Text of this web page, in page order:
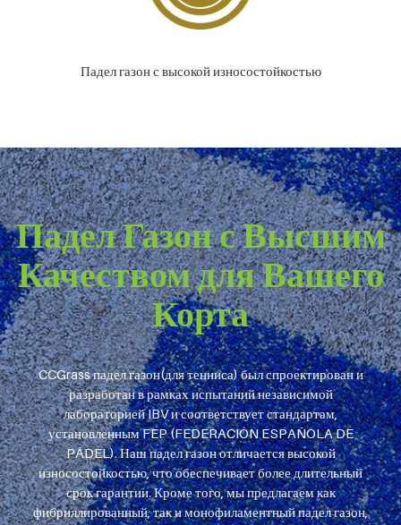
Падел газон с высокой износостойкостью
Падел Газон с Высшим
Качеством для Вашего
Корта
CCGrass падел газон(для тенниса) был спроектирован и
разработан в рамках испытаний независимой
лабораторией IBV и соответствует стандартам,
установленным FEP (FEDERACIÓN ESPAÑOLA DE
PÁDEL). Наш падел газон отличается высокой
износостойкостью, что обеспечивает более длительный
срок гарантии. Кроме того, мы предлагаем как
фибриллированный, так и монофиламентный падел газон,